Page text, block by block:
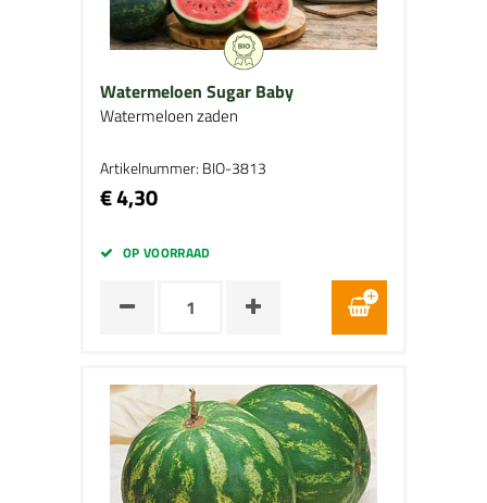
Watermeloen Sugar Baby
Watermeloen zaden
Artikelnummer: BIO-3813
€ 4,30
OP VOORRAAD